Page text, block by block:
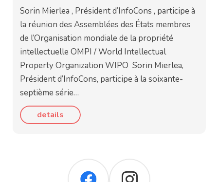
Sorin Mierlea , Président d’InfoCons , participe à
la réunion des Assemblées des États membres
de l’Organisation mondiale de la propriété
intellectuelle OMPI / World Intellectual
Property Organization WIPO Sorin Mierlea,
Président d’InfoCons, participe à la soixante-
septième série…
details